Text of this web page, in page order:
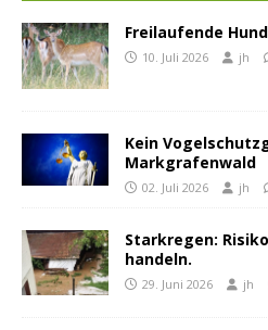
Freilaufende
10. Juli 2026 jh
Kein
Markgrafenwald
02. Juli 2026 jh
Starkregen:
handeln.
29. Juni 2026 jh